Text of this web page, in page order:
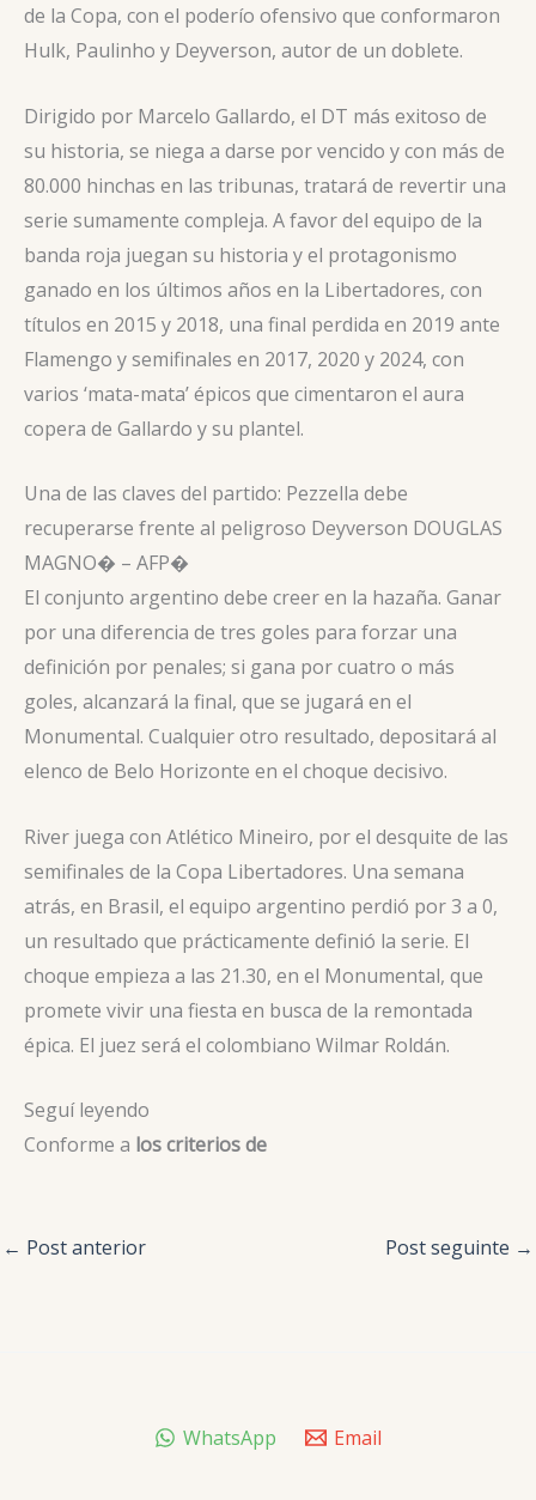
de la Copa, con el poderío ofensivo que conformaron
Hulk, Paulinho y Deyverson, autor de un doblete.
Dirigido por Marcelo Gallardo, el DT más exitoso de
su historia, se niega a darse por vencido y con más de
80.000 hinchas en las tribunas, tratará de revertir una
serie sumamente compleja. A favor del equipo de la
banda roja juegan su historia y el protagonismo
ganado en los últimos años en la Libertadores, con
títulos en 2015 y 2018, una final perdida en 2019 ante
Flamengo y semifinales en 2017, 2020 y 2024, con
varios ‘mata-mata’ épicos que cimentaron el aura
copera de Gallardo y su plantel.
Una de las claves del partido: Pezzella debe
recuperarse frente al peligroso Deyverson DOUGLAS
MAGNO� – AFP�
El conjunto argentino debe creer en la hazaña. Ganar
por una diferencia de tres goles para forzar una
definición por penales; si gana por cuatro o más
goles, alcanzará la final, que se jugará en el
Monumental. Cualquier otro resultado, depositará al
elenco de Belo Horizonte en el choque decisivo.
River juega con Atlético Mineiro, por el desquite de las
semifinales de la Copa Libertadores. Una semana
atrás, en Brasil, el equipo argentino perdió por 3 a 0,
un resultado que prácticamente definió la serie. El
choque empieza a las 21.30, en el Monumental, que
promete vivir una fiesta en busca de la remontada
épica. El juez será el colombiano Wilmar Roldán.
Seguí leyendo
Conforme a los criterios de
← Post anterior Post seguinte →
WhatsApp Email